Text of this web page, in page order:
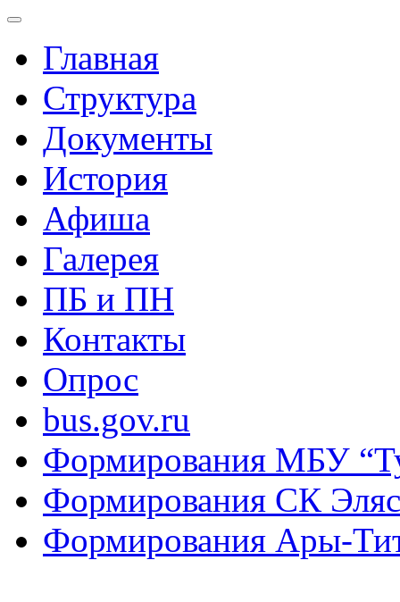
Главная
Структура
Документы
История
Афиша
Галерея
ПБ и ПН
Контакты
Опрос
bus.gov.ru
Формирования МБУ
Формирования СК
Формирования Ары-